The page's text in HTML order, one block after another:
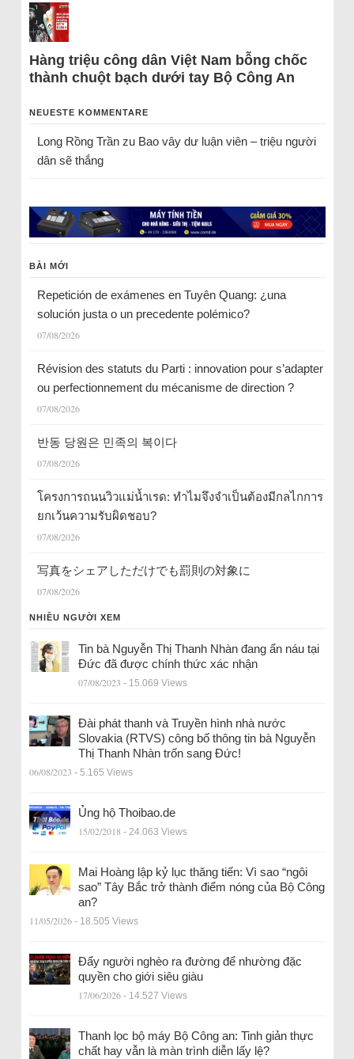
Hàng triệu công dân Việt Nam bỗng chốc
thành chuột bạch dưới tay Bộ Công An
NEUESTE KOMMENTARE
Long Rồng Trầnzu Bao vây dư luận viên – triệu người
dân sẽ thắng
BÀI MỚI
Repetición de exámenes en Tuyên Quang: ¿una
solución justa o un precedente polémico?
07/08/2026
Révision des statuts du Parti : innovation pour s’adapter
ou perfectionnement du mécanisme de direction ?
07/08/2026
반동 당원은 민족의 복이다
07/08/2026
โครงการถนนวิวแม่น้ำเรด: ทำไมจึงจำเป็นต้องมีกลไกการ
ยกเว้นความรับผิดชอบ?
07/08/2026
写真をシェアしただけでも罰則の対象に
07/08/2026
NHIỀU NGƯỜI XEM
Tin bà Nguyễn Thị Thanh Nhàn đang ẩn náu tại
Đức đã được chính thức xác nhận
07/08/2023 - 15.069 Views
Đài phát thanh và Truyền hình nhà nước
Slovakia (RTVS) công bố thông tin bà Nguyễn
Thị Thanh Nhàn trốn sang Đức!
06/08/2023 - 5.165 Views
Ủng hộ Thoibao.de
15/02/2018 - 24.063 Views
Mai Hoàng lập kỷ lục thăng tiến: Vì sao “ngôi
sao” Tây Bắc trở thành điểm nóng của Bộ Công
an?
11/05/2026 - 18.505 Views
Đẩy người nghèo ra đường để nhường đặc
quyền cho giới siêu giàu
17/06/2026 - 14.527 Views
Thanh lọc bộ máy Bộ Công an: Tinh giản thực
chất hay vẫn là màn trình diễn lấy lệ?